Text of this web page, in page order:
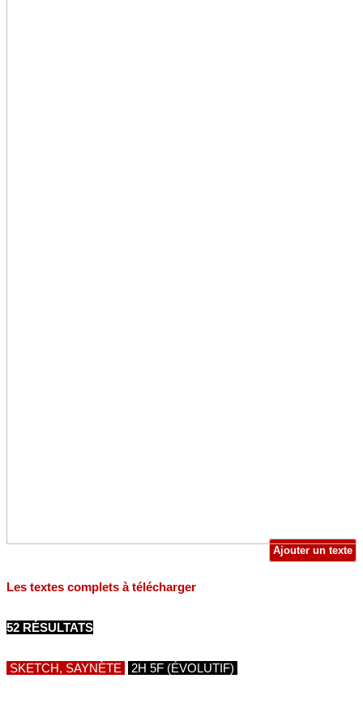
Ajouter un texte
Les textes complets à télécharger
52 RÉSULTATS
SKETCH, SAYNÈTE 2H 5F (ÉVOLUTIF)